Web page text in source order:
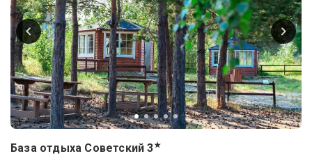
База отдыха Советский 3★